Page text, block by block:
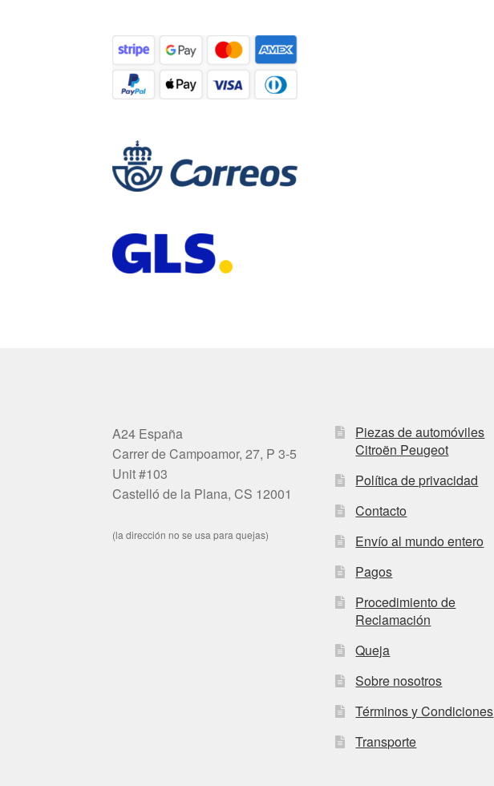
A24 España
Carrer de Campoamor, 27, P 3-5
Unit #103
Castelló de la Plana, CS 12001
(la dirección no se usa para quejas)
Piezas de automóviles
Citroën Peugeot
Política de privacidad
Contacto
Envío al mundo entero
Pagos
Procedimiento de
Reclamación
Queja
Sobre nosotros
Términos y Condiciones
Transporte